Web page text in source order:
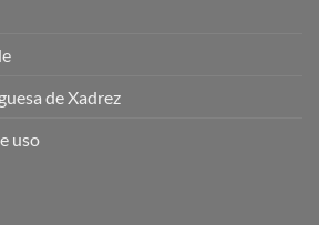
de Xadrez
uso